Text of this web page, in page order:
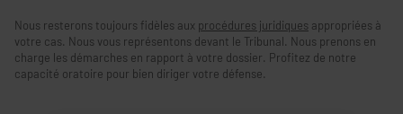
Nous resterons toujours fidèles aux procédures juridiques appropriées à
votre cas. Nous vous représentons devant le Tribunal. Nous prenons en
charge les démarches en rapport à votre dossier. Profitez de notre
capacité oratoire pour bien diriger votre défense.